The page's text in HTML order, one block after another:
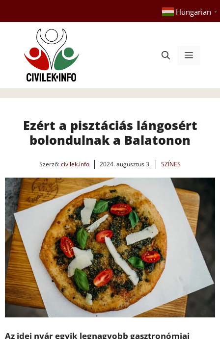
tartalomba
Hungarian ▼
Menü
Ezért a pisztáciás lángosért
bolondulnak a Balatonon
Szerző:civilek.info 2024. augusztus 3. SZÍNES
Az idei nyár egyik legnagyobb gasztronómiai